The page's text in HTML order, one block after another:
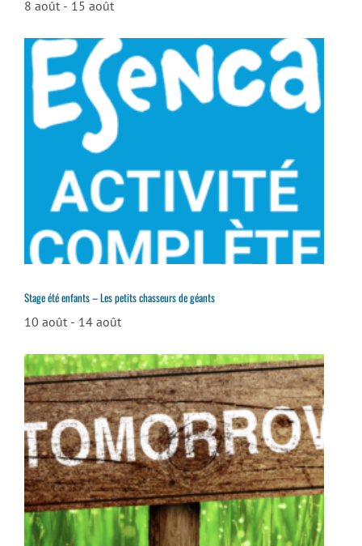
8 août - 15 août
Stage été enfants – Les petits chasseurs de géants
10 août - 14 août